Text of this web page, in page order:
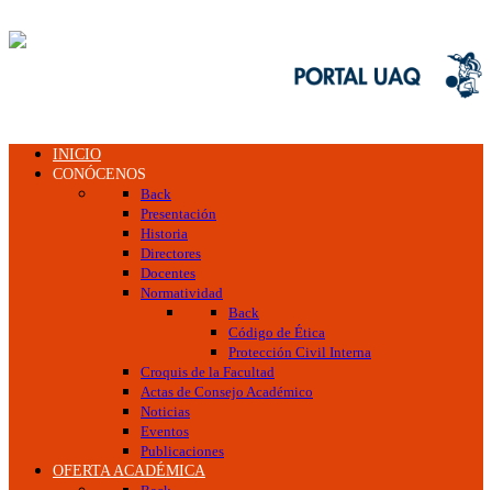
INICIO
CONÓCENOS
Back
Presentación
Historia
Directores
Docentes
Normatividad
Back
Código de Ética
Protección Civil Interna
Croquis de la Facultad
Actas de Consejo Académico
Noticias
Eventos
Publicaciones
OFERTA ACADÉMICA